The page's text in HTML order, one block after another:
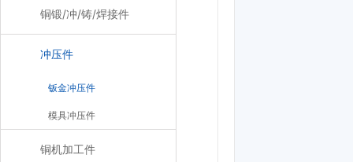
铜锻/冲/铸/焊接件
冲压件
钣金冲压件
模具冲压件
铜机加工件